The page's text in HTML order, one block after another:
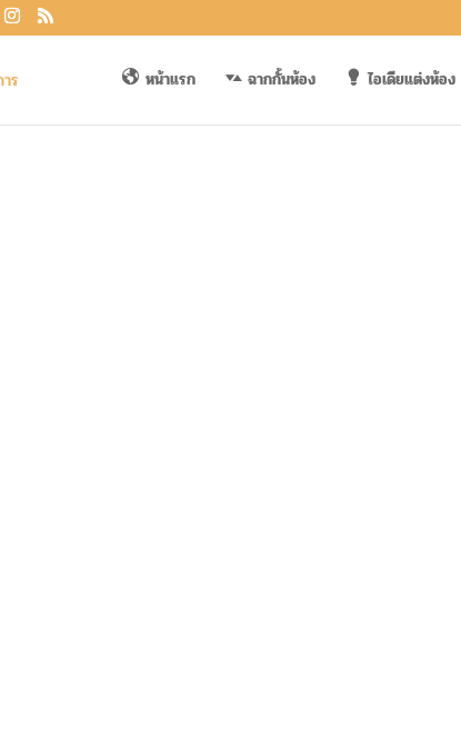
หน้าแรก ฉากกั้นห้อง ไอเดียแต่งห้อง